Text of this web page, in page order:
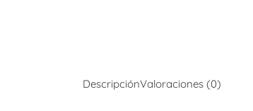
DescripciónValoraciones (0)